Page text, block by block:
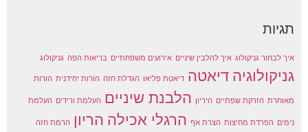
תגיות
איך לבחור גניקולוג איך להלבין שיניים אירועים משפחתיים בריאות הפה גניקולוג
גניקולוגיה דיאטה דיאטת פליאו הגדלת חזה הורות יחידנית הורות
מאוחרת הזרקת שפתיים היריון הלבנת שיניים העלמת ורידים העלמת
נימים הפרדת מחיצות הצרת אף הרגלי אכילה הריון הרמת חזה